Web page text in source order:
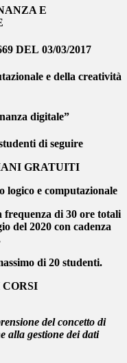
DEL 03/03/2017
e della creatività
digitale”
di seguire
GRATUITI
logico e computazionale
di 30 ore totali
del 2020 con cadenza
di 20 studenti.
del concetto di
alla gestione dei dati